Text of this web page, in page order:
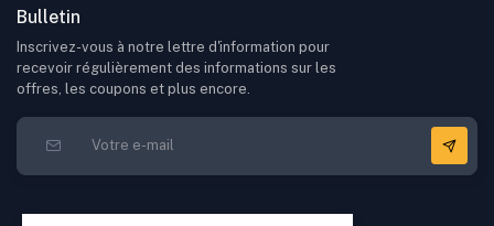
Bulletin
Inscrivez-vous à notre lettre d'information pour
recevoir régulièrement des informations sur les
offres, les coupons et plus encore.